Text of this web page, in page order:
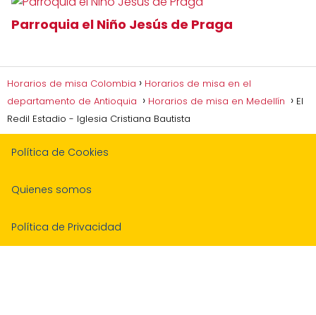
Parroquia el Niño Jesús de Praga
Horarios de misa Colombia
Horarios de misa en el
departamento de Antioquia
Horarios de misa en Medellín
El
Redil Estadio - Iglesia Cristiana Bautista
Política de Cookies
Quienes somos
Política de Privacidad